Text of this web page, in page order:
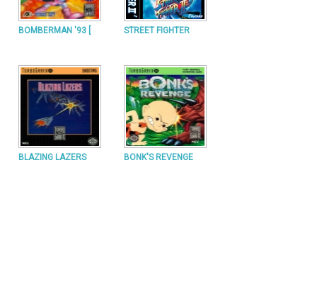
BOMBERMAN '93 [ STREET FIGHTER
BLAZING LAZERS BONK'S REVENGE